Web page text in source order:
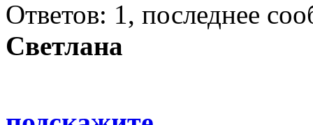
Ответов: 1, последнее
Светлана